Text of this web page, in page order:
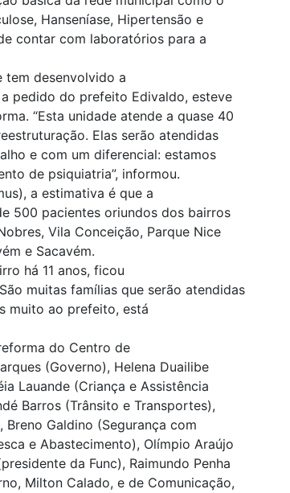
Hanseníase, Hipertensão e
contar com laboratórios para a
tem desenvolvido a
pedido do prefeito Edivaldo, esteve
“Esta unidade atende a quase 40
Elas serão atendidas
e com um diferencial: estamos
de psiquiatria”, informou.
a estimativa é que a
500 pacientes oriundos dos bairros
Vila Conceição, Parque Nice
e Sacavém.
há 11 anos, ficou
muitas famílias que serão atendidas
muito ao prefeito, está
do Centro de
(Governo), Helena Duailibe
Lauande (Criança e Assistência
Barros (Trânsito e Transportes),
Galdino (Segurança com
e Abastecimento), Olímpio Araújo
da Func), Raimundo Penha
Milton Calado, e de Comunicação,